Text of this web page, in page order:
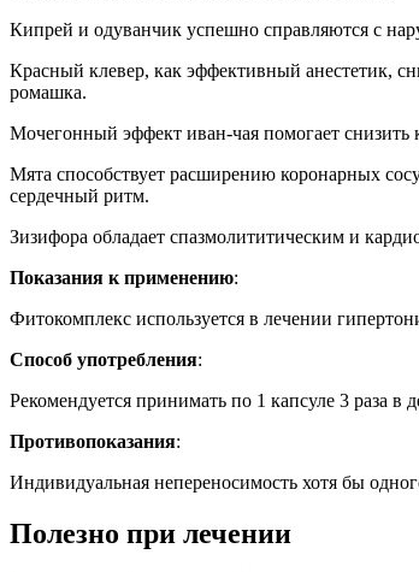
Кипрей и одуванчик успешно справляются с
Красный клевер, как эффективный анестетик,
ромашка.
Мочегонный эффект иван-чая помогает снизить
Мята способствует расширению коронарных
сердечный ритм.
Зизифора обладает спазмолититическим и
Показания к применению:
Фитокомплекс используется в лечении
Способ употребления:
Рекомендуется принимать по 1 капсуле 3 раза в
Противопоказания:
Индивидуальная непереносимость хотя бы
Полезно при лечении